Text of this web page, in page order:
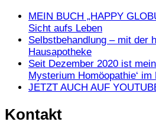
MEIN BUCH „HAPPY
Sicht aufs Leben
Selbstbehandlung – mit der
Hausapotheke
Seit Dezember 2020 ist
Mysterium Homöopathie‘
JETZT AUCH AUF
Kontakt